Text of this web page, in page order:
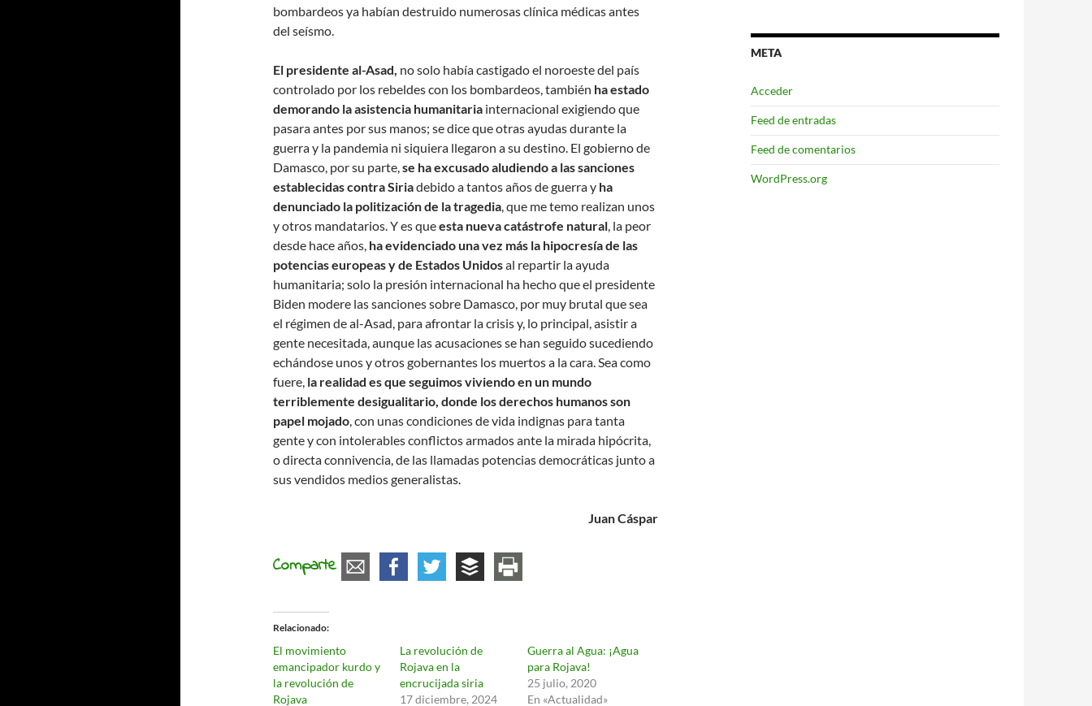
bombardeos ya habían destruido numerosas clínica médicas antes
del seísmo.
El presidente al-Asad, no solo había castigado el noroeste del país
controlado por los rebeldes con los bombardeos, también ha estado
demorando la asistencia humanitaria internacional exigiendo que
pasara antes por sus manos; se dice que otras ayudas durante la
guerra y la pandemia ni siquiera llegaron a su destino. El gobierno de
Damasco, por su parte,se ha excusado aludiendo a las sanciones
establecidas contra Siriadebido a tantos años de guerra y ha
denunciado la politización de la tragedia, que me temo realizan unos
y otros mandatarios. Y es queesta nueva catástrofe natural, la peor
desde hace años, ha evidenciado una vez más la hipocresía de las
potencias europeas y de Estados Unidosal repartir la ayuda
humanitaria; solo la presión internacional ha hecho que el presidente
Biden modere las sanciones sobre Damasco, por muy brutal que sea
el régimen de al-Asad, para afrontar la crisis y, lo principal, asistir a
gente necesitada, aunque las acusaciones se han seguido sucediendo
echándose unos y otros gobernantes los muertos a la cara. Sea como
fuere, la realidad es que seguimos viviendo en un mundo
terriblemente desigualitario, donde los derechos humanos son
papel mojado, con unas condiciones de vida indignas para tanta
gente y con intolerables conflictos armados ante la mirada hipócrita,
o directa connivencia, de las llamadas potencias democráticas junto a
sus vendidos medios generalistas.
Juan Cáspar
Comparte
Relacionado
El movimiento
emancipador kurdo y
la revolución de
Rojava
La revolución de
Rojava en la
encrucijada siria
17 diciembre, 2024
Guerra al Agua: ¡Agua
para Rojava!
25 julio, 2020
En «Actualidad»
META
Acceder
Feed de entradas
Feed de comentarios
WordPress.org